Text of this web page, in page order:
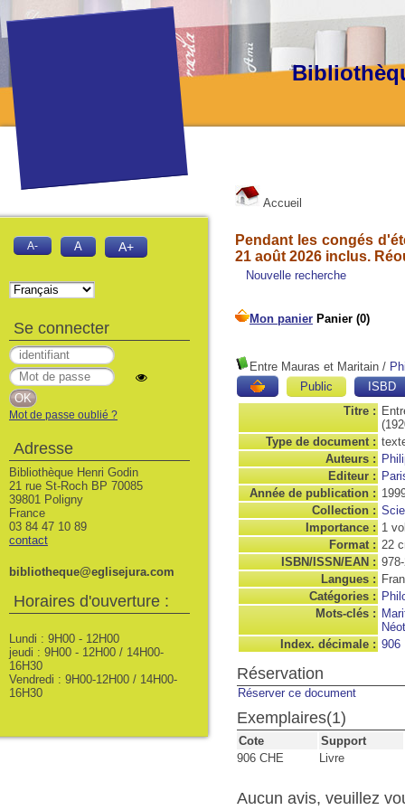
Accueil
Pendant les congés
21 août 2026 inclus.
Nouvelle recherche
Entre Mauras et Maritain /
Public
ISBD
Titre :
Type de document :
Auteurs :
Editeur :
Année de publication :
Collection :
Importance : 1
Format : 22
ISBN/ISSN/EAN :
Langues :
Catégories :
Mots-clés :
Index. décimale : 906
Réservation
Réserver ce document
Exemplaires(1)
Cote
Support
906 CHE
Livre
Aucun avis, veuillez
A- A A+
Se connecter
Mot de passe oublié ?
Adresse
Bibliothèque Henri Godin
21 rue St-Roch BP 70085
39801 Poligny
France
03 84 47 10 89
contact
bibliotheque@eglisejura.com
Horaires d'ouverture :
Lundi : 9H00 - 12H00
jeudi : 9H00 - 12H00 / 14H00-
16H30
Vendredi : 9H00-12H00 / 14H00-
16H30